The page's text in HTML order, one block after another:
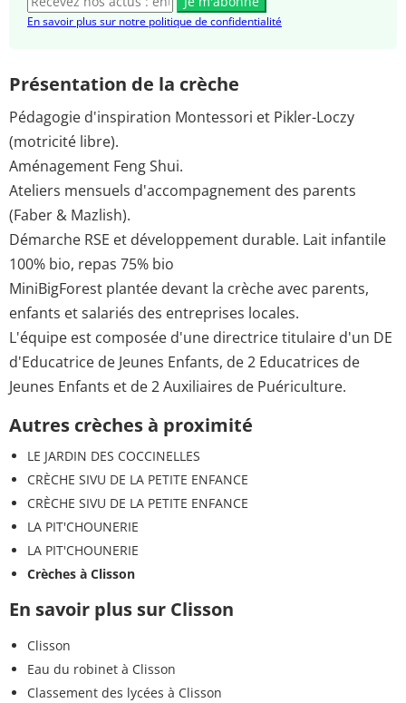
En savoir plus sur notre politique de confidentialité
Présentation de la crèche
Pédagogie d'inspiration Montessori et Pikler-Loczy
(motricité libre).
Aménagement Feng Shui.
Ateliers mensuels d'accompagnement des parents
(Faber & Mazlish).
Démarche RSE et développement durable. Lait infantile
100% bio, repas 75% bio
MiniBigForest plantée devant la crèche avec parents,
enfants et salariés des entreprises locales.
L'équipe est composée d'une directrice titulaire d'un DE
d'Educatrice de Jeunes Enfants, de 2 Educatrices de
Jeunes Enfants et de 2 Auxiliaires de Puériculture.
Autres crèches à proximité
LE JARDIN DES COCCINELLES
CRÈCHE SIVU DE LA PETITE ENFANCE
CRÈCHE SIVU DE LA PETITE ENFANCE
LA PIT'CHOUNERIE
LA PIT'CHOUNERIE
Crèches à Clisson
En savoir plus sur Clisson
Clisson
Eau du robinet à Clisson
Classement des lycées à Clisson